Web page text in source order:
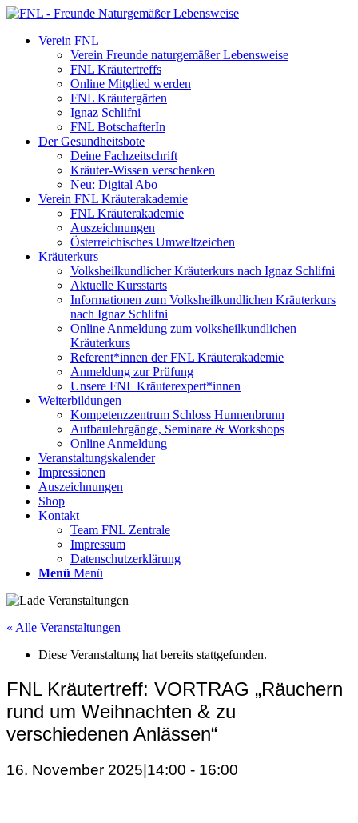
Verein FNL
Verein Freunde naturgemäßer Lebensweise
FNL Kräutertreffs
Online Mitglied werden
FNL Kräutergärten
Ignaz Schlifni
FNL BotschafterIn
Der Gesundheitsbote
Deine Fachzeitschrift
Kräuter-Wissen verschenken
Neu: Digital Abo
Verein FNL Kräuterakademie
FNL Kräuterakademie
Auszeichnungen
Österreichisches Umweltzeichen
Kräuterkurs
Volksheilkundlicher Kräuterkurs nach Ignaz Schlifni
Aktuelle Kursstarts
Informationen zum Volksheilkundlichen Kräuterkurs
nach Ignaz Schlifni
Online Anmeldung zum volksheilkundlichen
Kräuterkurs
Referent*innen der FNL Kräuterakademie
Anmeldung zur Prüfung
Unsere FNL Kräuterexpert*innen
Weiterbildungen
Kompetenzzentrum Schloss Hunnenbrunn
Aufbaulehrgänge, Seminare & Workshops
Online Anmeldung
Veranstaltungskalender
Impressionen
Auszeichnungen
Shop
Kontakt
Team FNL Zentrale
Impressum
Datenschutzerklärung
Menü Menü
« Alle Veranstaltungen
Diese Veranstaltung hat bereits stattgefunden.
FNL Kräutertreff: VORTRAG „Räuchern
rund um Weihnachten & zu
verschiedenen Anlässen“
16. November 2025|14:00 - 16:00